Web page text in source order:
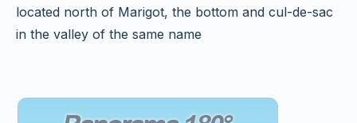
located north of Marigot, the bottom and cul-de-sac
in the valley of the same name